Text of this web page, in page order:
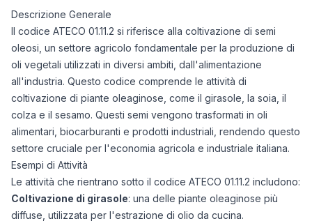
Descrizione Generale
Il codice ATECO 01.11.2 si riferisce alla coltivazione di semi
oleosi, un settore agricolo fondamentale per la produzione di
oli vegetali utilizzati in diversi ambiti, dall'alimentazione
all'industria. Questo codice comprende le attività di
coltivazione di piante oleaginose, come il girasole, la soia, il
colza e il sesamo. Questi semi vengono trasformati in oli
alimentari, biocarburanti e prodotti industriali, rendendo questo
settore cruciale per l'economia agricola e industriale italiana.
Esempi di Attività
Le attività che rientrano sotto il codice ATECO 01.11.2 includono:
Coltivazione di girasole: una delle piante oleaginose più
diffuse, utilizzata per l'estrazione di olio da cucina.